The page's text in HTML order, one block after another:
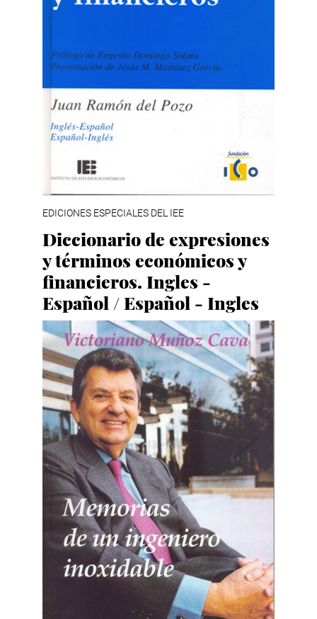
EDICIONES ESPECIALES DEL IEE
Diccionario de expresiones
y términos económicos y
financieros. Ingles -
Español / Español - Ingles